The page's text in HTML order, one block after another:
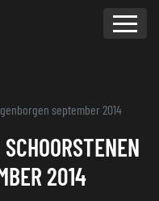
september 2014
2014